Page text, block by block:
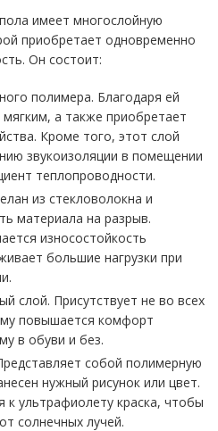
имеет многослойную
приобретает одновременно
Он состоит:
полимера. Благодаря ей
а также приобретает
Кроме того, этот слой
звукоизоляции в помещении
теплопроводности.
из стекловолокна и
материала на разрыв.
износостойкость
большие нагрузки при
слой. Присутствует не во всех
повышается комфорт
в обуви и без.
собой полимерную
нужный рисунок или цвет.
к ультрафиолету краска, чтобы
солнечных лучей.